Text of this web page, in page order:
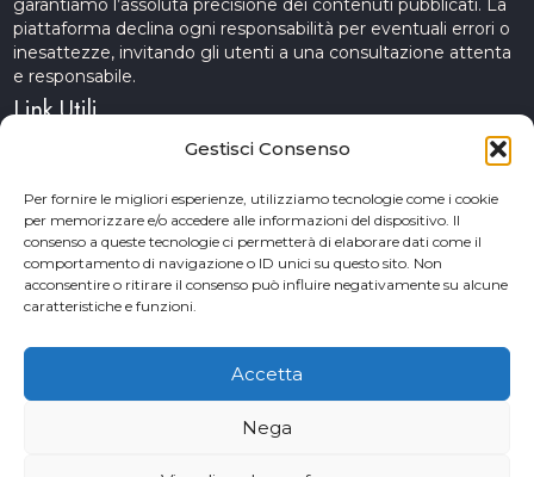
Gestisci Consenso
Per fornire le migliori esperienze, utilizziamo tecnologie come i cookie
per memorizzare e/o accedere alle informazioni del dispositivo. Il
consenso a queste tecnologie ci permetterà di elaborare dati come il
comportamento di navigazione o ID unici su questo sito. Non
acconsentire o ritirare il consenso può influire negativamente su alcune
caratteristiche e funzioni.
Accetta
Nega
garantiamo l’assoluta precisione dei contenuti pubblicati. La
piattaforma declina ogni responsabilità per eventuali errori o
inesattezze, invitando gli utenti a una consultazione attenta
e responsabile.
Link Utili
Servizi Cinematografici
CercAttori
Accademia Arte e Spettacolo